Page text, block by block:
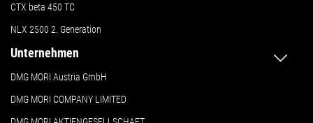
CTX beta 450 TC
NLX 2500 2. Generation
Unternehmen
DMG MORI Austria GmbH
DMG MORI COMPANY LIMITED